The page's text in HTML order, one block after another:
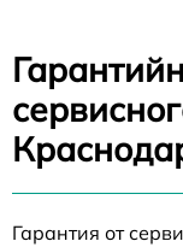
Гарантия от